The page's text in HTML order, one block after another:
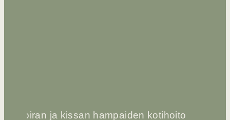
Koiran ja kissan hampaiden kotihoito